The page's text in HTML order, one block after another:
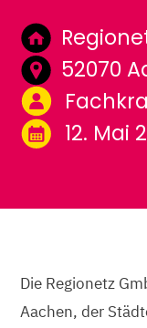
52070
12. Mai
Die Regionetz
Aachen, der